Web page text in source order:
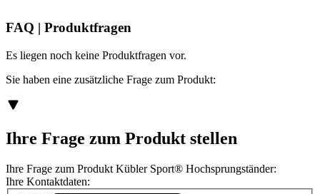
FAQ | Produktfragen
Es liegen noch keine Produktfragen vor.
Sie haben eine zusätzliche Frage zum Produkt:
Ihre Frage zum Produkt stellen
Ihre Frage zum Produkt Kübler Sport® Hochsprungständer:
Ihre Kontaktdaten: